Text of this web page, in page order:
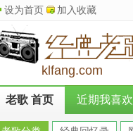
设为首页 加入收藏
klfang.com
老歌 首页 近期我喜